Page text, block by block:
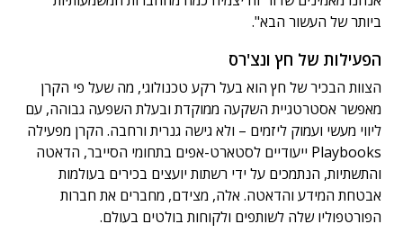
ביותר של העשור הבא".
הפעילות של חץ ונצ'רס
הצוות הבכיר של חץ הוא בעל רקע טכנולוגי, מה שעל פי הקרן
מאפשר אסטרטגיית השקעה ממוקדת ובעלת השפעה גבוהה, עם
ליווי מעשי ועמוק ליזמים – ולא גישה גנרית ורחבה. הקרן מפעילה
Playbooks ייעודיים לסטארט-אפים בתחומי הסייבר, הדאטה
והתשתיות, הנתמכים על ידי רשתות יועצים בכירים בעולמות
אבטחת המידע והדאטה. אלה, מצידם, מחברים את חברות
הפורטפוליו שלה לשותפים ולקוחות בולטים בעולם.